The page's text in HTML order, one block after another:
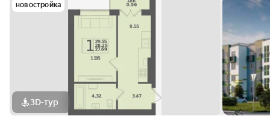
новостройка
3D-тур